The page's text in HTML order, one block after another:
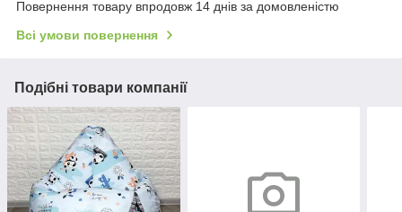
Повернення товару впродовж 14 днів за домовленістю
Всі умови повернення
Подібні товари компанії